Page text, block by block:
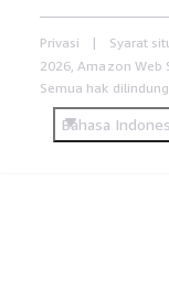
Privasi Syarat
2026, Amazon Web
Semua hak
Bahasa